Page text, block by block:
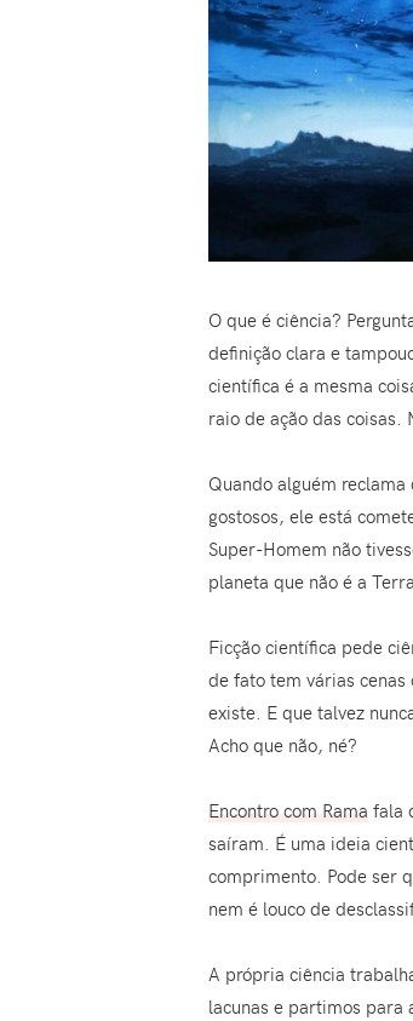
O que é ciência?
definição clara e
científica é a mesma
raio de ação das coisas.
Quando alguém
gostosos, ele está
Super-Homem não
planeta que não é a
Ficção científica pede
de fato tem várias
existe. E que talvez
Acho que não, né?
Encontro com Rama fala
saíram. É uma ideia
comprimento. Pode ser
nem é louco de
A própria ciência
lacunas e partimos para